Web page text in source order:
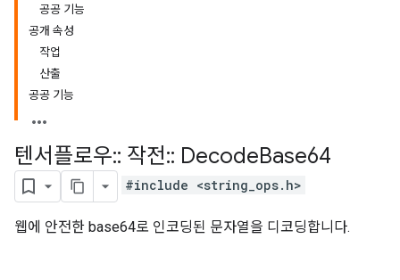
공공 기능
공개 속성
작업
산출
공공 기능
텐서플로우:: 작전:: DecodeBase64
#include <string_ops.h>
웹에 안전한 base64로 인코딩된 문자열을 디코딩합니다.